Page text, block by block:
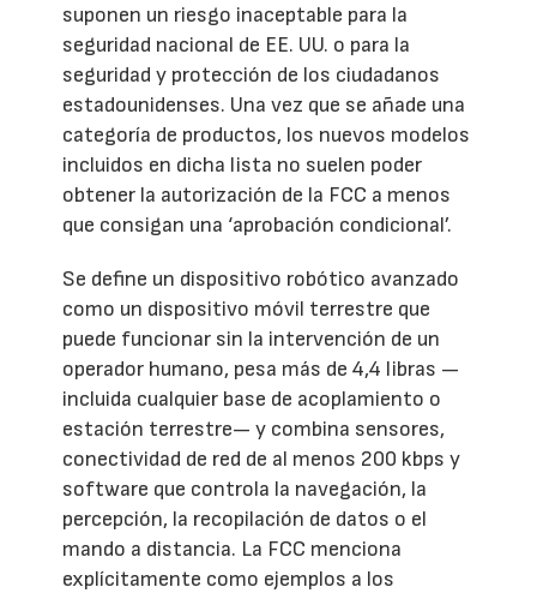
suponen un riesgo inaceptable para la
seguridad nacional de EE. UU. o para la
seguridad y protección de los ciudadanos
estadounidenses. Una vez que se añade una
categoría de productos, los nuevos modelos
incluidos en dicha lista no suelen poder
obtener la autorización de la FCC a menos
que consigan una ‘aprobación condicional’.
Se define un dispositivo robótico avanzado
como un dispositivo móvil terrestre que
puede funcionar sin la intervención de un
operador humano, pesa más de 4,4 libras —
incluida cualquier base de acoplamiento o
estación terrestre— y combina sensores,
conectividad de red de al menos 200 kbps y
software que controla la navegación, la
percepción, la recopilación de datos o el
mando a distancia. La FCC menciona
explícitamente como ejemplos a los